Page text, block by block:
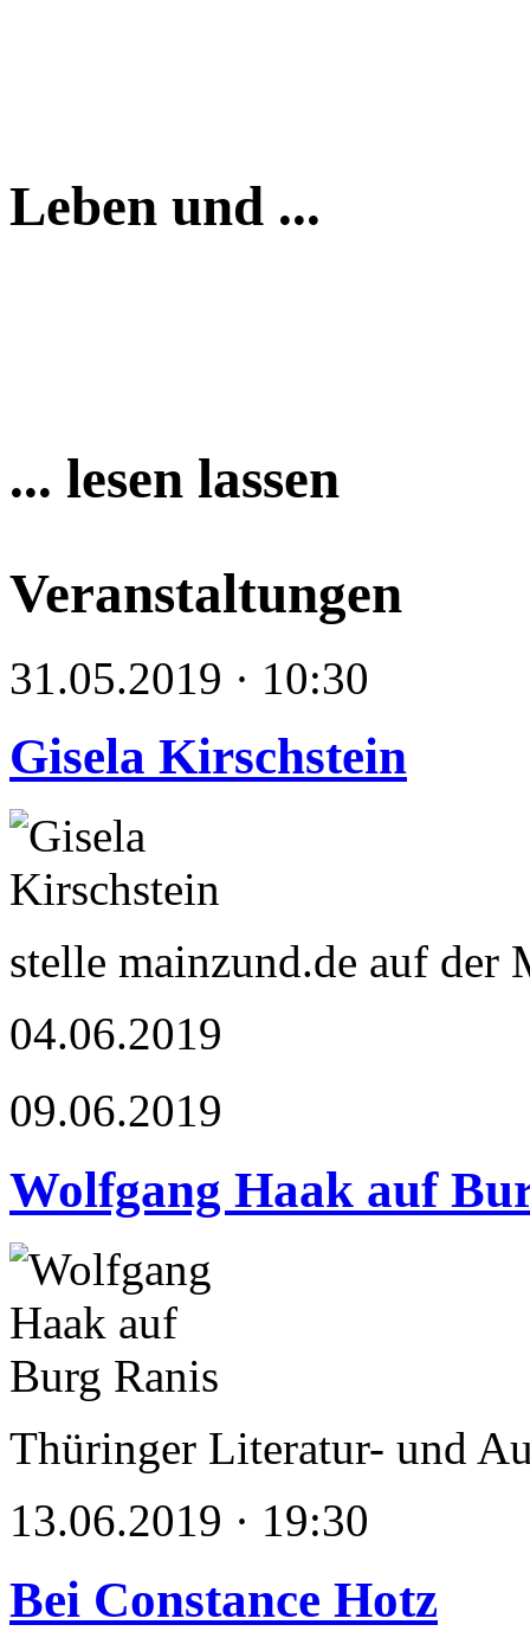
Leben und ...
... lesen lassen
Veranstaltungen
31.05.2019 · 10:30
Gisela Kirschstein
stelle mainzund.de auf der
04.06.2019
09.06.2019
Wolfgang Haak auf
Thüringer Literatur- und
13.06.2019 · 19:30
Bei Constance Hotz